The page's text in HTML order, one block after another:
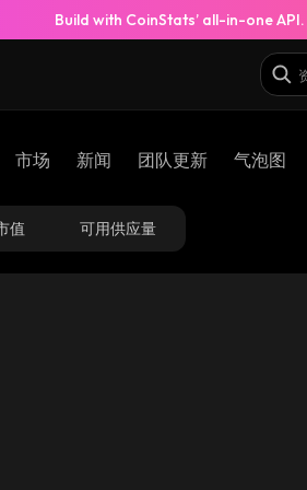
Build with CoinStats’ all-in-one API.
市场 新闻 团队更新 气泡图
值 可用供应量